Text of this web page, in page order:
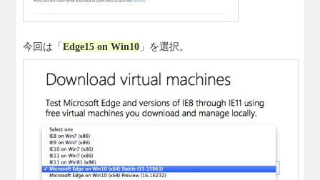
今回は「Edge15 on Win10 」を選択。